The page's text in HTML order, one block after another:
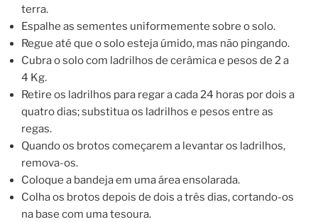
terra.
Espalhe as sementes uniformemente sobre o solo.
Regue até que o solo esteja úmido, mas não pingando.
Cubra o solo com ladrilhos de cerâmica e pesos de 2 a
4 Kg.
Retire os ladrilhos para regar a cada 24 horas por dois a
quatro dias; substitua os ladrilhos e pesos entre as
regas.
Quando os brotos começarem a levantar os ladrilhos,
remova-os.
Coloque a bandeja em uma área ensolarada.
Colha os brotos depois de dois a três dias, cortando-os
na base com uma tesoura.